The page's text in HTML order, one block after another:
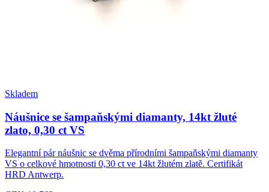
Skladem
Náušnice se šampaňskými diamanty, 14kt žluté
zlato, 0,30 ct VS
Elegantní pár náušnic se dvěma přírodními šampaňskými diamanty
VS o celkové hmotnosti 0,30 ct ve 14kt žlutém zlatě. Certifikát
HRD Antwerp.